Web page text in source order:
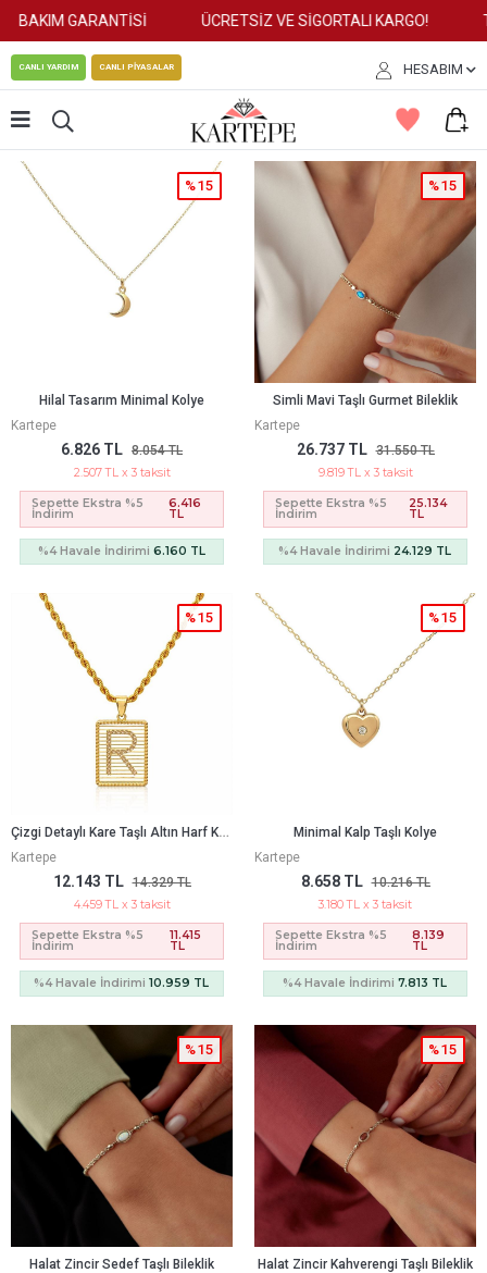
GARANTİSİ ÜCRETSİZ VE SİGORTALI KARGO!
CANLI YARDIM CANLI PİYASALAR HESABIM
Hilal Tasarım Minimal Kolye
Kartepe
6.826 TL 8.054 TL
%15
2.507 TL x 3 taksit
Sepette Ekstra %5
İndirim
6.416
TL
%4 Havale İndirimi 6.160 TL
Simli Mavi Taşlı Gurmet Bileklik
Kartepe
26.737 TL 31.550 TL
%15
9.819 TL x 3 taksit
Sepette Ekstra %5
İndirim
25.134
TL
%4 Havale İndirimi 24.129 TL
Ç
Izgi Detaylı Kare Taşlı Altın Harf Kolye Ucu – Özel Seri (2,1 × 1,3 Cm – 0,15 Mm)
Kartepe
12.143 TL 14.329 TL
%15
4.459 TL x 3 taksit
Sepette Ekstra %5
İndirim
11.415
TL
%4 Havale İndirimi10.959 TL
Minimal Kalp Taşlı Kolye
Kartepe
8.658 TL 10.216 TL
%15
3.180 TL x 3 taksit
Sepette Ekstra %5
İndirim
8.139
TL
%4 Havale İndirimi7.813 TL
Halat Zincir Sedef Taşlı Bileklik
%15
Halat Zincir Kahverengi Taşlı Bileklik
%15